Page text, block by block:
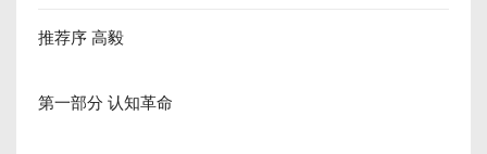
推荐序 高毅
第一部分 认知革命